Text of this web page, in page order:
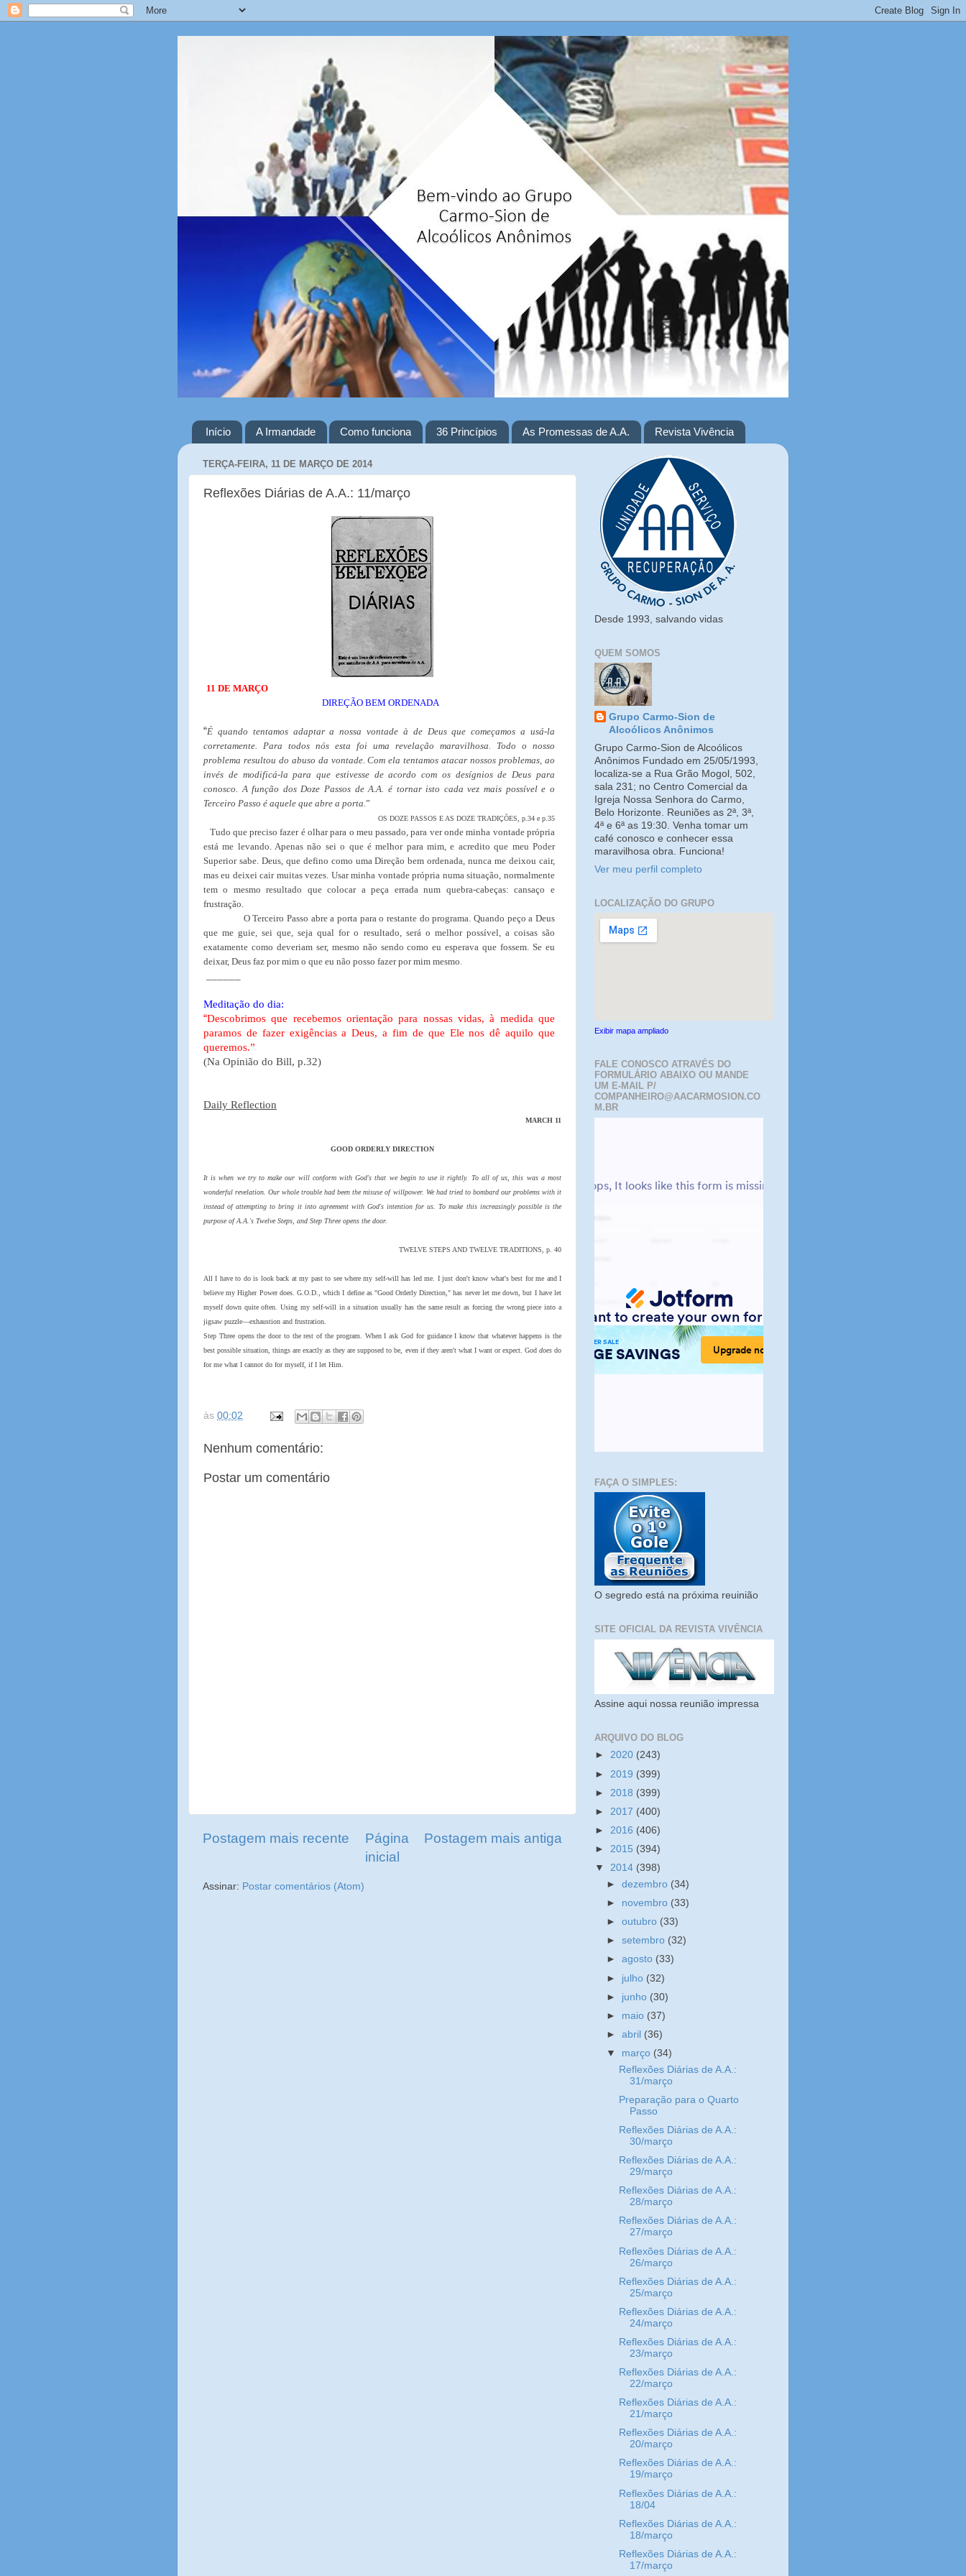
Início A Irmandade Como funciona 36 Princípios As Promessas de A.A. Revista Vivência
TERÇA-FEIRA, 11 DE MARÇO DE 2014
Reflexões Diárias de A.A.: 11/março
11 DE MARÇO
DIREÇÃO BEM ORDENADA
“É quando tentamos adaptar a nossa vontade à de Deus que começamos a usá-la
corretamente. Para todos nós esta foi uma revelação maravilhosa. Todo o nosso
problema resultou do abuso da vontade. Com ela tentamos atacar nossos problemas, ao
invés de modificá-la para que estivesse de acordo com os desígnios de Deus para
conosco. A função dos Doze Passos de A.A. é tornar isto cada vez mais possível e o
Terceiro Passo é aquele que abre a porta.”
OS DOZE PASSOS E AS DOZE TRADIÇÕES, p.34 e p.35
Tudo que preciso fazer é olhar para o meu passado, para ver onde minha vontade própria
está me levando. Apenas não sei o que é melhor para mim, e acredito que meu Poder
Superior sabe. Deus, que defino como uma Direção bem ordenada, nunca me deixou cair,
mas eu deixei cair muitas vezes. Usar minha vontade própria numa situação, normalmente
tem o mesmo resultado que colocar a peça errada num quebra-cabeças: cansaço e
frustração.
O Terceiro Passo abre a porta para o restante do programa. Quando peço a Deus
que me guie, sei que, seja qual for o resultado, será o melhor possível, a coisas são
exatamente como deveriam ser, mesmo não sendo como eu esperava que fossem. Se eu
deixar, Deus faz por mim o que eu não posso fazer por mim mesmo
Meditação do dia:
“Descobrimos que recebemos orientação para nossas vidas, à medida que
paramos de fazer exigências a Deus, a fim de que Ele nos dê aquilo que
queremos.”
(Na Opinião do Bill, p.32)
Daily Reflection
MARCH 11
GOOD ORDERLY DIRECTION
It is when we try to make our will conform with God's that we begin to use it rightly. To all of us, this was a most
wonderful revelation. Our whole trouble had been the misuse of willpower. We had tried to bombard our problems with it
instead of attempting to bring it into agreement with God's intention for us. To make this increasingly possible is the
purpose of A.A.'s Twelve Steps, and Step Three opens the door.
TWELVE STEPS AND TWELVE TRADITIONS, p. 40
All I have to do is look back at my past to see where my self-will has led me. I just don't know what's best for me and I
believe my Higher Power does. G.O.D., which I define as "Good Orderly Direction," has never let me down, but I have let
myself down quite often. Using my self-will in a situation usually has the same result as forcing the wrong piece into a
jigsaw puzzle—exhaustion and frustration.
Step Three opens the door to the rest of the program. When I ask God for guidance I know that whatever happens is the
best possible situation, things are exactly as they are supposed to be, even if they aren't what I want or expect. God doesdo
for me what I cannot do for myself, if I let Him.
às 00:02
Nenhum comentário:
Postar um comentário
Postagem mais recente Postagem mais antiga
Página
inicial
Assinar: Postar comentários (Atom)
Desde 1993, salvando vidas
QUEM SOMOS
Grupo Carmo-Sion de
Alcoólicos Anônimos
Grupo Carmo-Sion de Alcoólicos
Anônimos Fundado em 25/05/1993,
localiza-se a Rua Grão Mogol, 502,
sala 231; no Centro Comercial da
Igreja Nossa Senhora do Carmo,
Belo Horizonte. Reuniões as 2ª, 3ª,
4ª e 6ª as 19:30. Venha tomar um
café conosco e conhecer essa
maravilhosa obra. Funciona!
Ver meu perfil completo
LOCALIZAÇÃO DO GRUPO
Exibir mapa ampliado
FALE CONOSCO ATRAVÉS DO
FORMULÁRIO ABAIXO OU MANDE
UM E-MAIL P/
COMPANHEIRO@AACARMOSION.CO
M.BR
FAÇA O SIMPLES:
O segredo está na próxima reuinião
SITE OFICIAL DA REVISTA VIVÊNCIA
Assine aqui nossa reunião impressa
ARQUIVO DO BLOG
► 2020 (243)
► 2019 (399)
► 2018 (399)
► 2017 (400)
► 2016 (406)
► 2015 (394)
▼ 2014 (398)
►dezembro (34)
► novembro (33)
►outubro (33)
►setembro (32)
►agosto (33)
► julho (32)
► junho (30)
► maio (37)
►abril (36)
▼ março (34)
Reflexões Diárias de A.A.:
31/março
Preparação para o Quarto
Passo
Reflexões Diárias de A.A.:
30/março
Reflexões Diárias de A.A.:
29/março
Reflexões Diárias de A.A.:
28/março
Reflexões Diárias de A.A.:
27/março
Reflexões Diárias de A.A.:
26/março
Reflexões Diárias de A.A.:
25/março
Reflexões Diárias de A.A.:
24/março
Reflexões Diárias de A.A.:
23/março
Reflexões Diárias de A.A.:
22/março
Reflexões Diárias de A.A.:
21/março
Reflexões Diárias de A.A.:
20/março
Reflexões Diárias de A.A.:
19/março
Reflexões Diárias de A.A.:
18/04
Reflexões Diárias de A.A.:
18/março
Reflexões Diárias de A.A.:
17/março